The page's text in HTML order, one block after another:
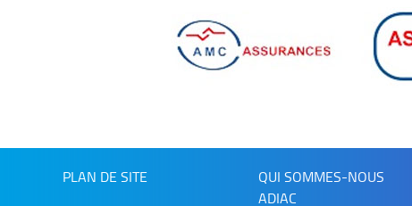
PLAN DE SITE
QUI SOMMES-NOUS
ADIAC